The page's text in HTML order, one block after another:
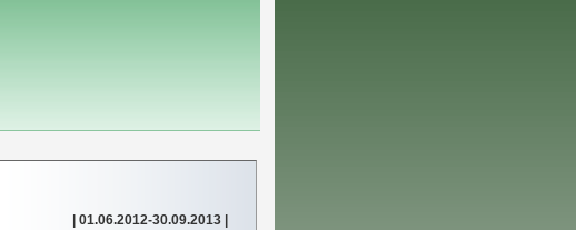
| 01.06.2012-30.09.2013 |